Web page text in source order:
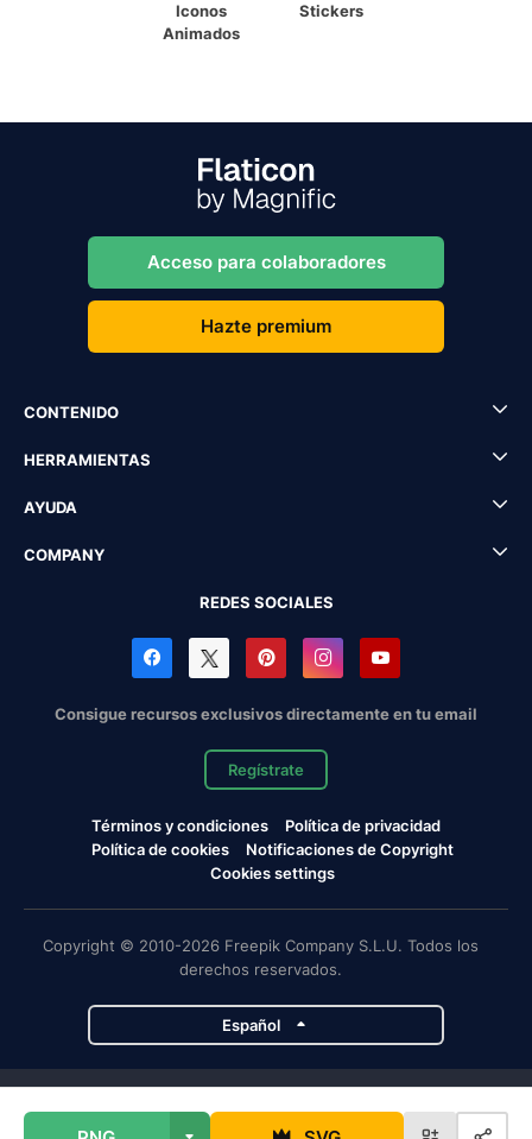
Iconos
Animados
Stickers
Acceso para colaboradores
Hazte premium
CONTENIDO
HERRAMIENTAS
AYUDA
COMPANY
REDES SOCIALES
Consigue recursos exclusivos directamente en tu email
Regístrate
Términos y condiciones
Política de privacidad
Política de cookies
Notificaciones de Copyright
Cookies settings
Copyright © 2010-2026 Freepik Company S.L.U. Todos los
derechos reservados.
Español